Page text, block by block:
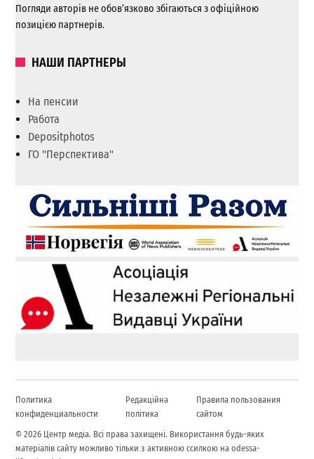
Погляди авторів не обов’язково збігаються з офіційною
позицією партнерів.
НАШИ ПАРТНЕРЫ
На пенсии
Работа
Depositphotos
ГО "Перспектива"
Политика
конфиденциальности
Редакційна
політика
Правила пользования
сайтом
© 2026 Центр медіа. Всі права захищені. Використання будь-яких
матеріалів сайту можливо тільки з активною ссилкою на odessa-